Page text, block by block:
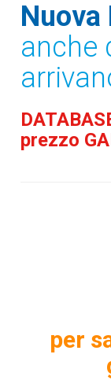
Nuova
anche
prezzo
per